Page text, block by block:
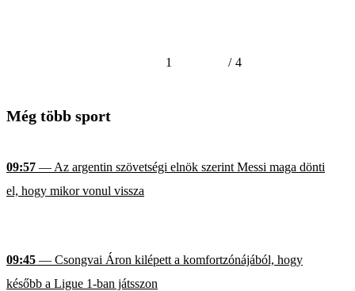
1 / 4
Még több sport
09:57 — Az argentin szövetségi elnök szerint Messi maga dönti
el, hogy mikor vonul vissza
09:45 — Csongvai Áron kilépett a komfortzónájából, hogy
később a Ligue 1-ban játsszon